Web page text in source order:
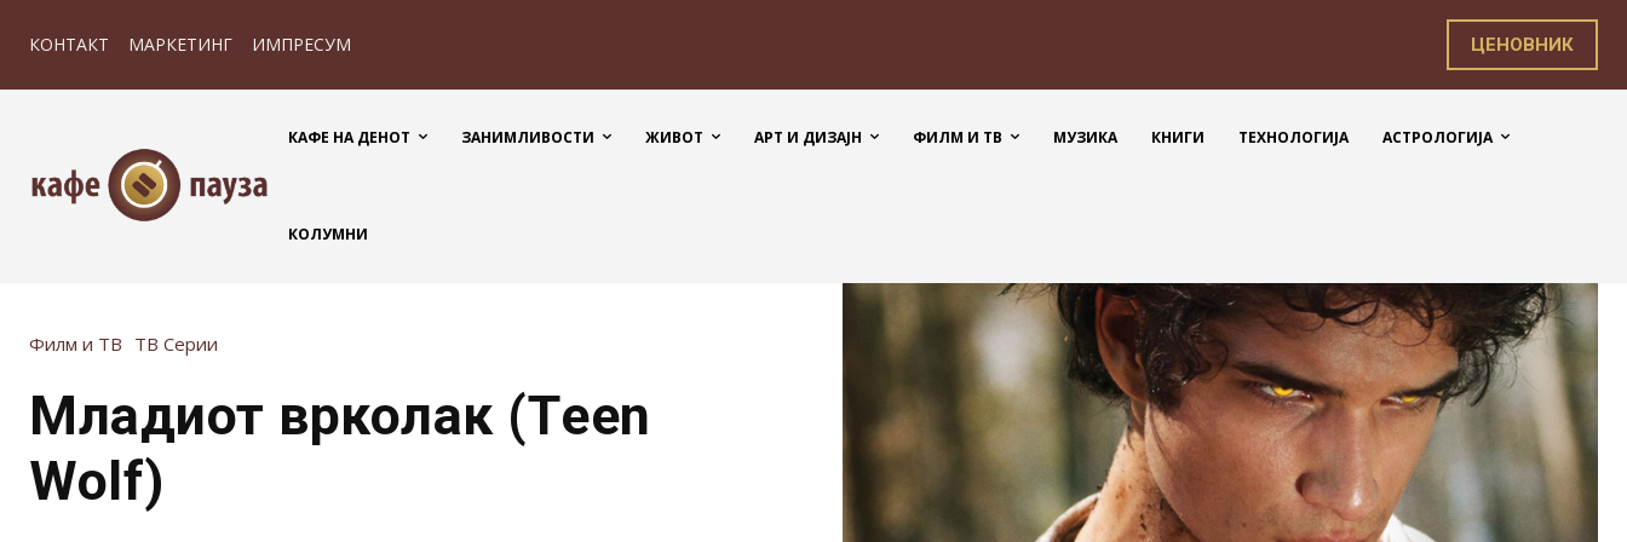
КОНТАКТ МАРКЕТИНГ ИМПРЕСУМ ЦЕНОВНИК
КАФЕ НА ДЕНОТ ЗАНИМЛИВОСТИ ЖИВОТ АРТ И ДИЗАЈН ФИЛМ И ТВ МУЗИКА КНИГИ ТЕХНОЛОГИЈА АСТРОЛОГИЈА
КОЛУМНИ
Филм и ТВ ТВ Серии
Младиот врколак (Тeen
Wolf)